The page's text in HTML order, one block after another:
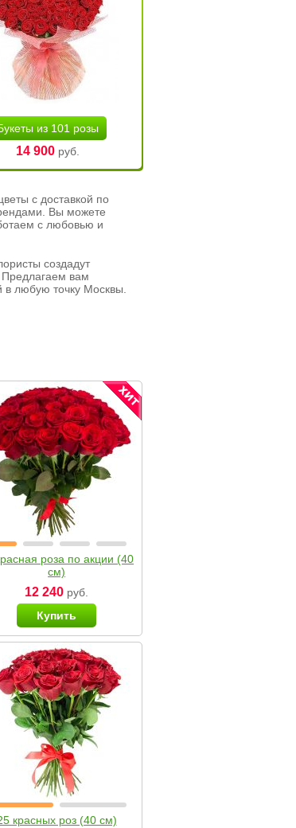
из 101 розы
14 900руб.
с доставкой по
Вы можете
с любовью и
создадут
вам
любую точку Москвы.
роза по акции (40
см)
12 240 руб.
Купить
красных роз (40 см)